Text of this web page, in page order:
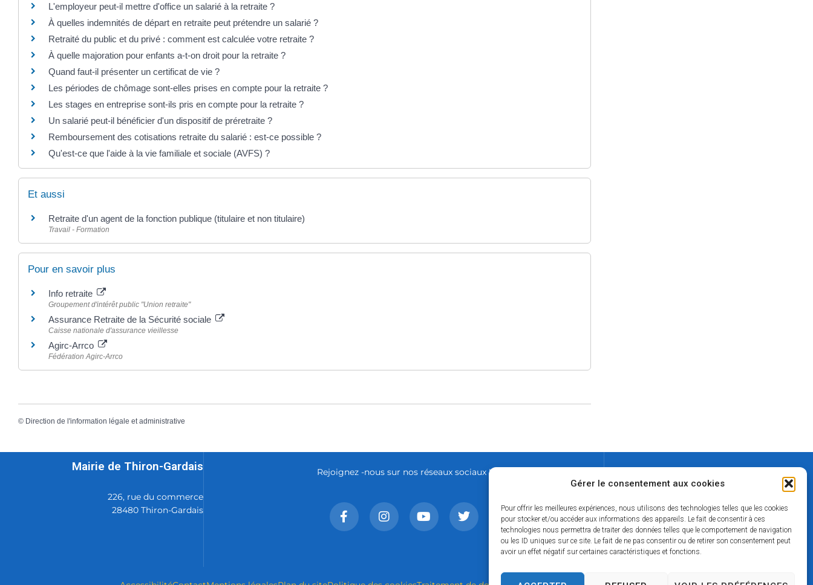
Gérer le consentement aux cookies
Pour offrir les meilleures expériences, nous utilisons des technologies telles que les cookies
pour stocker et/ou accéder aux informations des appareils. Le fait de consentir à ces
technologies nous permettra de traiter des données telles que le comportement de navigation
ou les ID uniques sur ce site. Le fait de ne pas consentir ou de retirer son consentement peut
avoir un effet négatif sur certaines caractéristiques et fonctions.
L'employeur peut-il mettre d'office un salarié à la retraite ?
À quelles indemnités de départ en retraite peut prétendre un salarié ?
Retraité du public et du privé : comment est calculée votre retraite ?
À quelle majoration pour enfants a-t-on droit pour la retraite ?
Quand faut-il présenter un certificat de vie ?
Les périodes de chômage sont-elles prises en compte pour la retraite ?
Les stages en entreprise sont-ils pris en compte pour la retraite ?
Un salarié peut-il bénéficier d'un dispositif de préretraite ?
Remboursement des cotisations retraite du salarié : est-ce possible ?
Qu'est-ce que l'aide à la vie familiale et sociale (AVFS) ?
Et aussi
Retraite d'un agent de la fonction publique (titulaire et non titulaire)
Travail - Formation
Pour en savoir plus
Info retraite
Groupement d'intérêt public "Union retraite"
Assurance Retraite de la Sécurité sociale
Caisse nationale d'assurance vieillesse
Agirc-Arrco
Fédération Agirc-Arrco
© Direction de l'information légale et administrative
Mairie de Thiron-Gardais
226, rue du commerce
28480 Thiron-Gardais
Rejoignez -nous sur nos réseaux sociaux !
lamairie@mairie-thiron-gardais.fr